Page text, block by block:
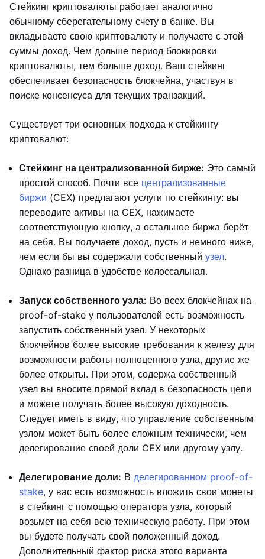
Стейкинг криптовалюты работает аналогично
обычному сберегательному счету в банке. Вы
вкладываете свою криптовалюту и получаете с этой
суммы доход. Чем дольше период блокировки
криптовалюты, тем больше доход. Ваш стейкинг
обеспечивает безопасность блокчейна, участвуя в
поиске консенсуса для текущих транзакций.
Существует три основных подхода к стейкингу
криптовалют:
Стейкинг на централизованной бирже: Это самый
простой способ. Почти все централизованные
биржи (CEX) предлагают услуги по стейкингу: вы
переводите активы на CEX, нажимаете
соответствующую кнопку, а остальное биржа берёт
на себя. Вы получаете доход, пусть и немного ниже,
чем если бы вы содержали собственный узел.
Однако разница в удобстве колоссальная.
Запуск собственного узла: Во всех блокчейнах на
proof-of-stake у пользователей есть возможность
запустить собственный узел. У некоторых
блокчейнов более высокие требования к железу для
возможности работы полноценного узла, другие же
более открыты. При этом, содержа собственный
узел вы вносите прямой вклад в безопасность цепи
и можете получать более высокую доходность.
Следует иметь в виду, что управление собственным
узлом может быть более сложным технически, чем
делегирование своей доли CEX или другому узлу.
Делегирование доли: В делегированном proof-of-
stake, у вас есть возможность вложить свои монеты
в стейкинг с помощью оператора узла, который
возьмет на себя всю техническую работу. При этом
вы будете получать свой положенный доход.
Дополнительный фактор риска этого варианта